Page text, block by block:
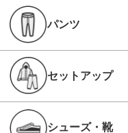
パンツ
セットアップ
シューズ・靴